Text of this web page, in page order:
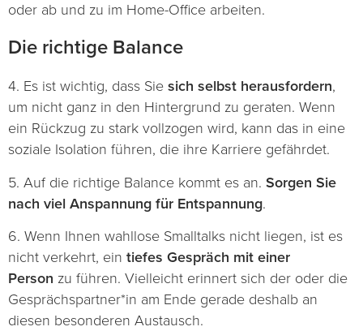
oder ab und zu im Home-Office arbeiten.
Die richtige Balance
4. Es ist wichtig, dass Sie sich selbst herausfordern,
um nicht ganz in den Hintergrund zu geraten. Wenn
ein Rückzug zu stark vollzogen wird, kann das in eine
soziale Isolation führen, die ihre Karriere gefährdet.
5. Auf die richtige Balance kommt es an. Sorgen Sie
nach viel Anspannung für Entspannung.
6. Wenn Ihnen wahllose Smalltalks nicht liegen, ist es
nicht verkehrt, ein tiefes Gespräch mit einer
Person zu führen. Vielleicht erinnert sich der oder die
Gesprächspartner*in am Ende gerade deshalb an
diesen besonderen Austausch.